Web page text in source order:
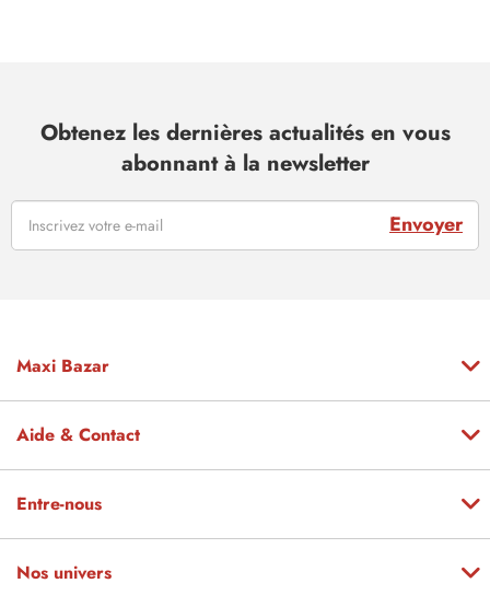
Obtenez les dernières actualités en vous
abonnant à la newsletter
Envoyer
Maxi Bazar
Aide & Contact
Entre-nous
Nos univers